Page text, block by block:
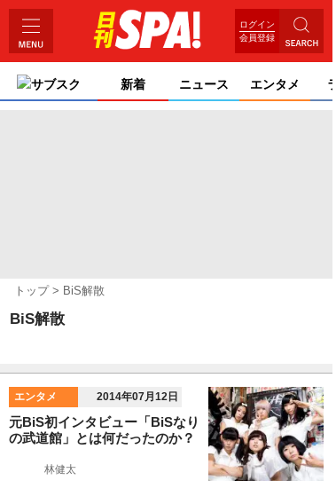
ログイン
会員登録
サブスク 新着 ニュース エンタメ
トップ BiS解散
BiS解散
エンタメ 2014年07月12日
元BiS初インタビュー「BiSなり
の武道館」とは何だったのか？
林健太